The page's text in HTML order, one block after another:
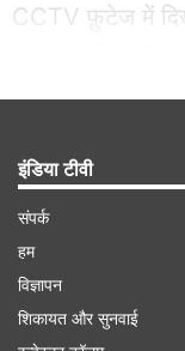
CCTV फ़ुटेज में
खान ने। फिर भी,
उन्हें गिरफ्तार नहीं
इंडिया टीवी
संपर्क
हम
विज्ञापन
शिकायत और सुनवाई